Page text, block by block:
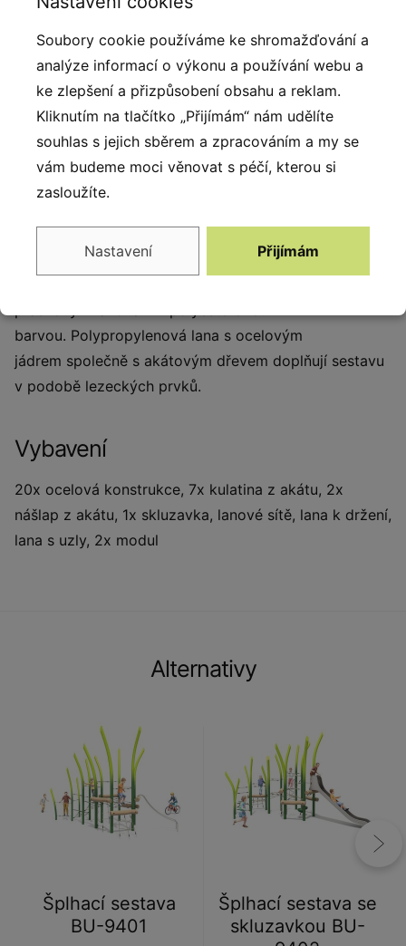
Popis produktu
Herní sestavy Flora kombinují design inspirovaný
přírodou s přírodními materiály. Sestavy obsahují
prvky, které umožňují dětem zapojit se do různých
činností a rozvíjejí jejich představivost. U této řady
byla použita malířská technika, která umožňuje
slévání barev.Konstrukce sestavy je vyrobena
barvou. Polypropylenová lana s ocelovým
jádrem společně s akátovým dřevem doplňují sestavu
v podobě lezeckých prvků.
Vybavení
20x ocelová konstrukce, 7x kulatina z akátu, 2x
nášlap z akátu, 1x skluzavka, lanové sítě, lana k držení,
lana s uzly, 2x modul
Alternativy
Šplhací sestava
BU-9401
Šplhací sestava se
skluzavkou BU-
Soubory cookie používáme ke shromažďování a
analýze informací o výkonu a používání webu a
ke zlepšení a přizpůsobení obsahu a reklam.
Kliknutím na tlačítko „Přijímám“ nám udělíte
souhlas s jejich sběrem a zpracováním a my se
vám budeme moci věnovat s péčí, kterou si
zasloužíte.
Nastavení Přijímám